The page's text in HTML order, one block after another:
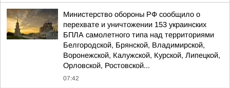
Министерство обороны РФ сообщило о
перехвате и уничтожении 153 украинских
БПЛА самолетного типа над территориями
Белгородской, Брянской, Владимирской,
Воронежской, Калужской, Курской, Липецкой,
Орловской, Ростовской...
07:42